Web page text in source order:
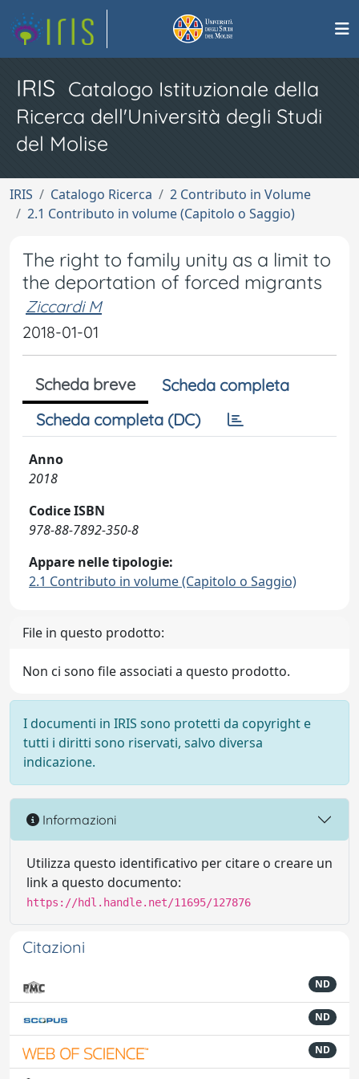
IRIS Catalogo Istituzionale della
Ricerca dell'Università degli Studi
del Molise
IRIS Catalogo Ricerca
2 Contributo in Volume
2.1 Contributo in volume (Capitolo o Saggio)
The right to family unity as a limit to
the deportation of forced migrants
Ziccardi M
2018-01-01
Scheda breve
Scheda completa
Scheda completa (DC)
Anno
2018
Codice ISBN
978-88-7892-350-8
Appare nelle tipologie:
2.1 Contributo in volume (Capitolo o Saggio)
File in questo prodotto:
Non ci sono file associati a questo prodotto.
I documenti in IRIS sono protetti da copyright e
tutti i diritti sono riservati, salvo diversa
indicazione.
Informazioni
Utilizza questo identificativo per citare o creare un
link a questo documento:
https://hdl.handle.net/11695/127876
Citazioni
ND
ND
ND